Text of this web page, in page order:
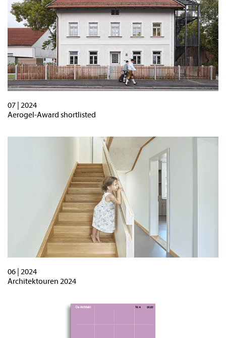
07 | 2024
Aerogel-Award shortlisted
06 | 2024
Architektouren 2024